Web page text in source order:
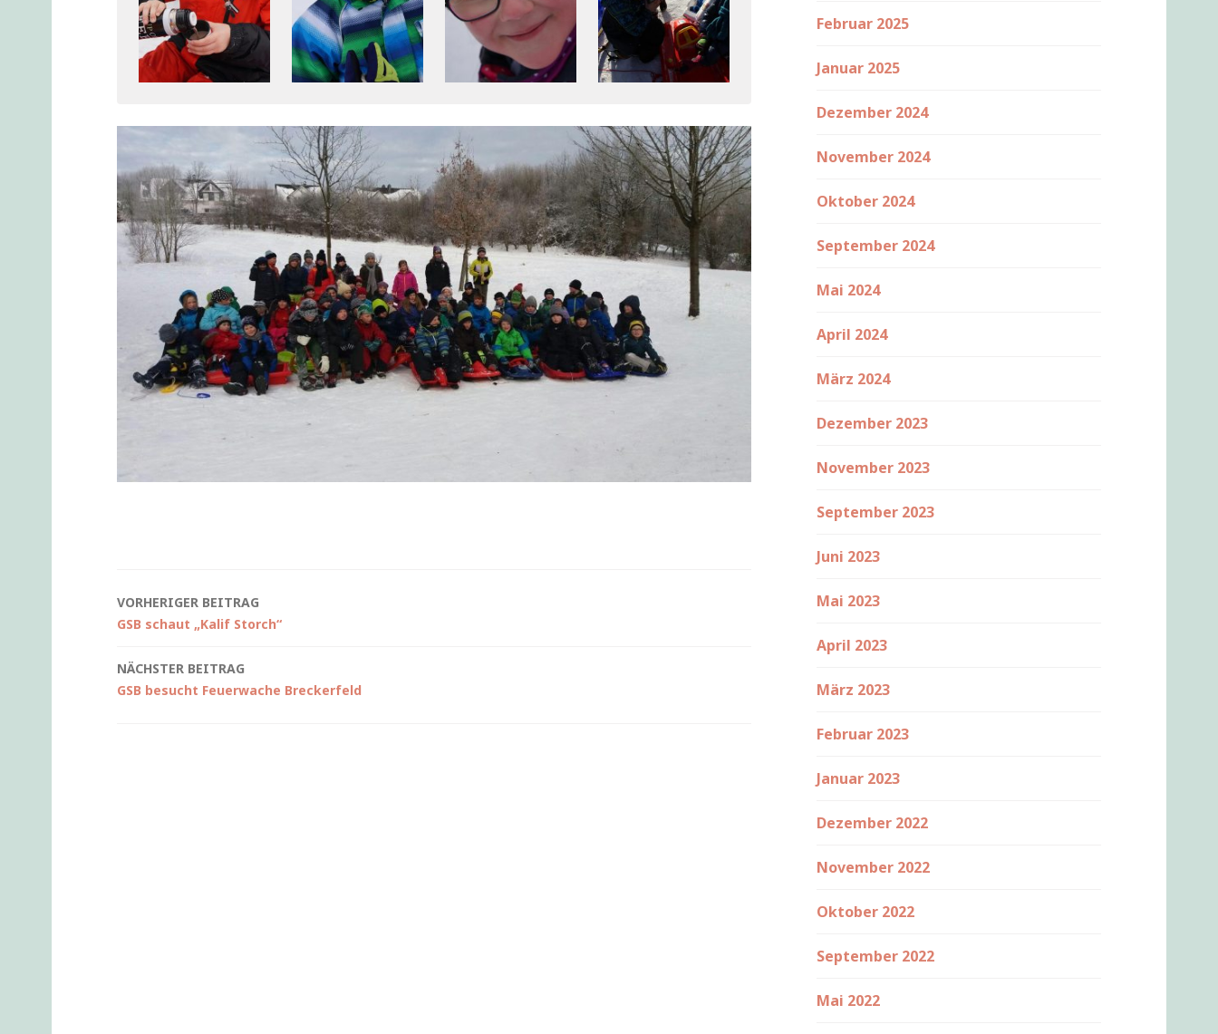
Beitragsnavigation
VORHERIGER BEITRAG
GSB schaut „Kalif Storch“
NÄCHSTER BEITRAG
GSB besucht Feuerwache Breckerfeld
Februar 2025
Januar 2025
Dezember 2024
November 2024
Oktober 2024
September 2024
Mai 2024
April 2024
März 2024
Dezember 2023
November 2023
September 2023
Juni 2023
Mai 2023
April 2023
März 2023
Februar 2023
Januar 2023
Dezember 2022
November 2022
Oktober 2022
September 2022
Mai 2022